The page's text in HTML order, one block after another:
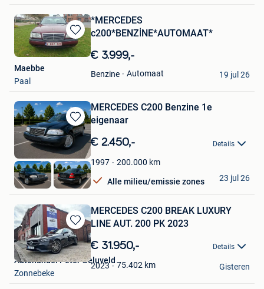
Bewaren
in
Favorieten
*MERCEDES
c200*BENZİNE*AUTOMAAT*
€ 3.999,-
Benzine Automaat
Maebbe
Paal
19 jul 26
Bewaren
in
Mijn
Favorieten
MERCEDES C200 Benzine 1e
eigenaar
€ 2.450,- Details
1997 200.000 km
Alle milieu/emissie zones
yourscar
Ransart
23 jul 26
Bewaren
in
Mijn
Favorieten
MERCEDES C200 BREAK LUXURY
LINE AUT. 200 PK 2023
€ 31.950,- Details
2023 75.402 km
Autohandel Peter Geluveld
Zonnebeke
Gisteren